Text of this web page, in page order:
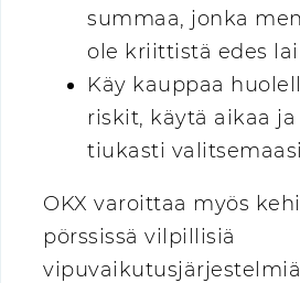
summaa, jonka
ole kriittistä edes
Käy kauppaa
riskit, käytä aikaa
tiukasti
OKX varoittaa myös
pörssissä vilpillisiä